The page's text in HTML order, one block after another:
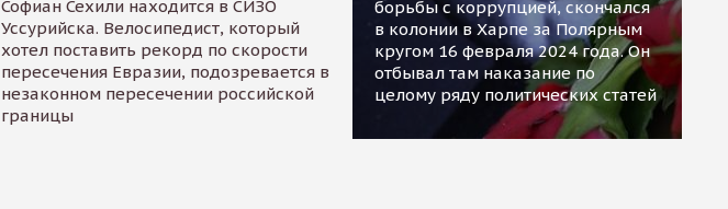
Софиан Сехили находится в СИЗО
Уссурийска. Велосипедист, который
хотел поставить рекорд по скорости
пересечения Евразии, подозревается в
незаконном пересечении российской
границы
борьбы с коррупцией, скончался
в колонии в Харпе за Полярным
кругом 16 февраля 2024 года. Он
отбывал там наказание по
целому ряду политических статей